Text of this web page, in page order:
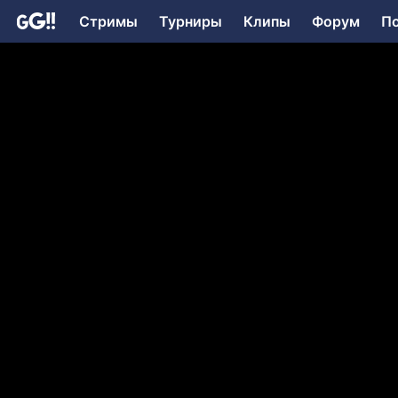
Стримы Турниры Клипы Форум